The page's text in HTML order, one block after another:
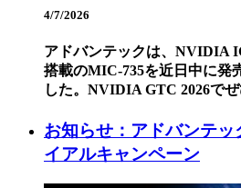
4/7/2026
アドバンテックは、NVIDIA
搭載のMIC-735を近日中に発
した。NVIDIA GTC 2026で
お知らせ：アドバンテ
イアルキャンペーン